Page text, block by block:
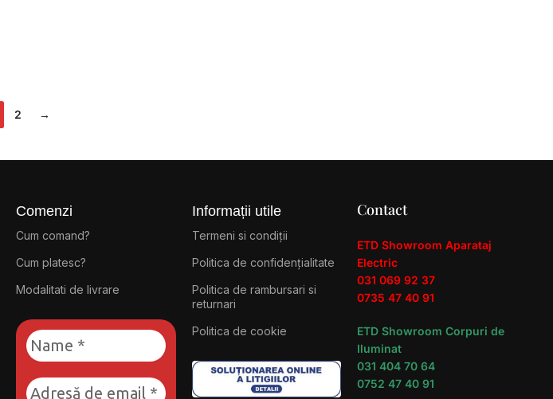
2 →
Comenzi
Cum comand?
Cum platesc?
Modalitati de livrare
Informații utile
Termeni si condiții
Politica de confidențialitate
Politica de rambursari si
returnari
Politica de cookie
Contact
ETD Showroom Aparataj
Electric
031 069 92 37
0735 47 40 91
ETD Showroom Corpuri de
Iluminat
031 404 70 64
0752 47 40 91